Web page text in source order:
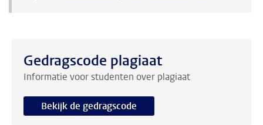
Gedragscode plagiaat
Informatie voor studenten over plagiaat
Bekijk de gedragscode